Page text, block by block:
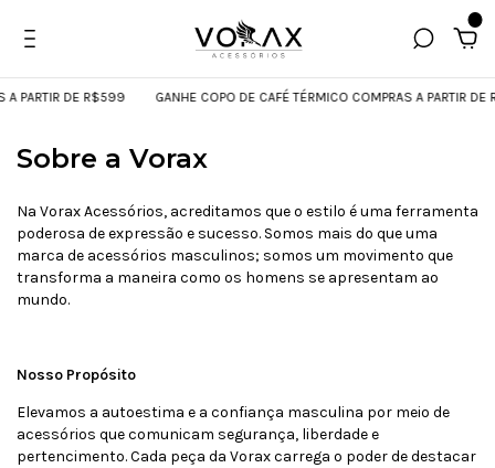
A PARTIR DE R$599 GANHE COPO DE CAFÉ TÉRMICO COMPRAS A PARTIR DE
Sobre a Vorax
Na Vorax Acessórios, acreditamos que o estilo é uma ferramenta
poderosa de expressão e sucesso. Somos mais do que uma
marca de acessórios masculinos; somos um movimento que
transforma a maneira como os homens se apresentam ao
mundo.
Nosso Propósito
Elevamos a autoestima e a confiança masculina por meio de
acessórios que comunicam segurança, liberdade e
pertencimento. Cada peça da Vorax carrega o poder de destacar